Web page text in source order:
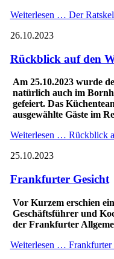
Weiterlesen … Der
26.10.2023
Rückblick auf den
Am 25.10.2023 wurde
natürlich auch im
gefeiert. Das
ausgewählte Gäste im
Weiterlesen … Rückblick
25.10.2023
Frankfurter Gesicht
Vor Kurzem erschien
Geschäftsführer und
der Frankfurter
Weiterlesen … Frankfurter